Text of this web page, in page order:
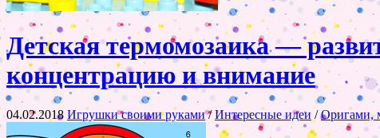
Детская термомозаика —
концентрацию и внимание
04.02.2018 Игрушки своими руками/Интересные идеи /Оригами,